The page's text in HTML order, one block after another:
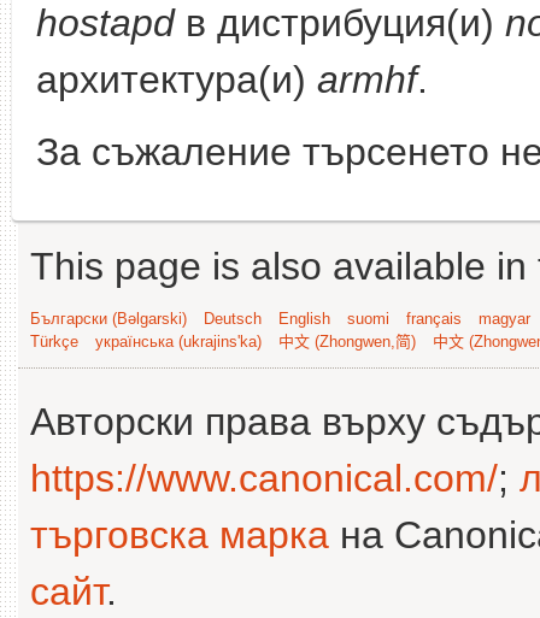
hostapdв дистрибуция(и)
архитектура(и) armhf.
За съжаление търсенето
This page is also available
Български (Bəlgarski) Deutsch English suomi français
magyar
Türkçe
українська (ukrajins'ka) 中文 (Zhongwen,简) 中文
Авторски права върху
https://www.canonical.com/;
търговска марка на
сайт.